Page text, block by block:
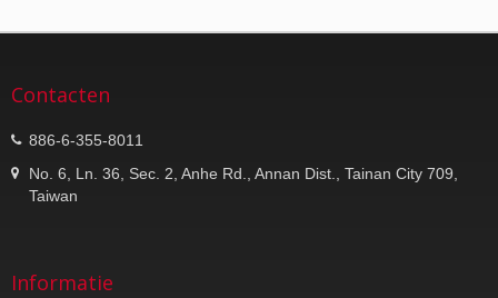
Contacten
886-6-355-8011
No. 6, Ln. 36, Sec. 2, Anhe Rd., Annan Dist., Tainan City 709,
Taiwan
Informatie